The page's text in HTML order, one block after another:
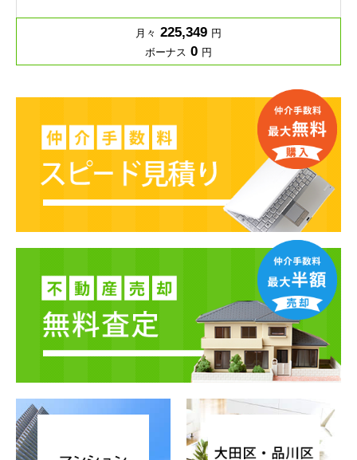
月々 225,349 円
ボーナス 0 円